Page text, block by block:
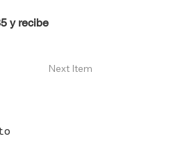
y recibe
Next Item